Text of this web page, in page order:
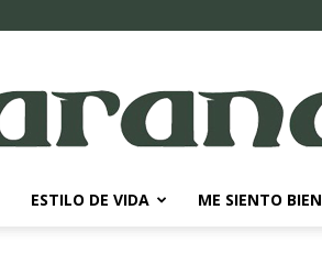
ESTILO DE VIDA ME SIENTO BIEN